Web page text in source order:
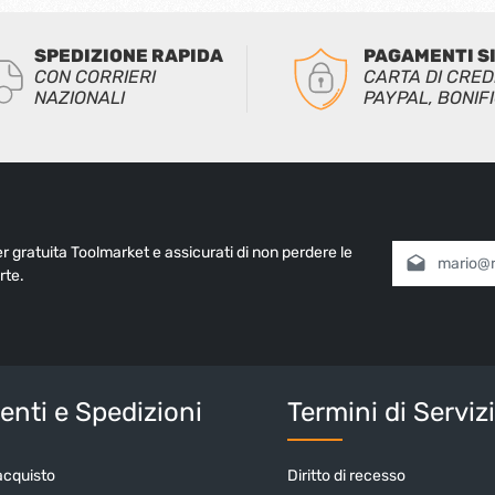
SPEDIZIONE RAPIDA
CON CORRIERI
NAZIONALI
PAGAMENTI
CARTA DI
PAYPAL,
gratuita Toolmarket e assicurati di non perdere le
Indirizzo e-
e Spedizioni Termini di
Diritto di recesso